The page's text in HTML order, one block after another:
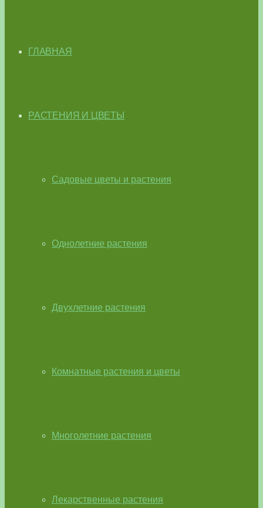
ГЛАВНАЯ
РАСТЕНИЯ И ЦВЕТЫ
Садовые цветы и растения
Однолетние растения
Двухлетние растения
Комнатные растения и цветы
Многолетние растения
Лекарственные растения